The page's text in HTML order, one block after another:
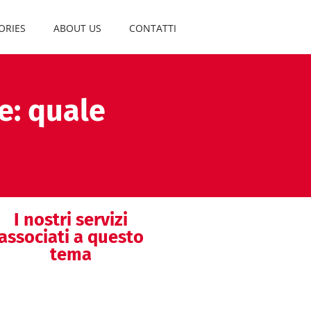
ABOUT US CONTATTI
quale
I nostri servizi
a questo
tema